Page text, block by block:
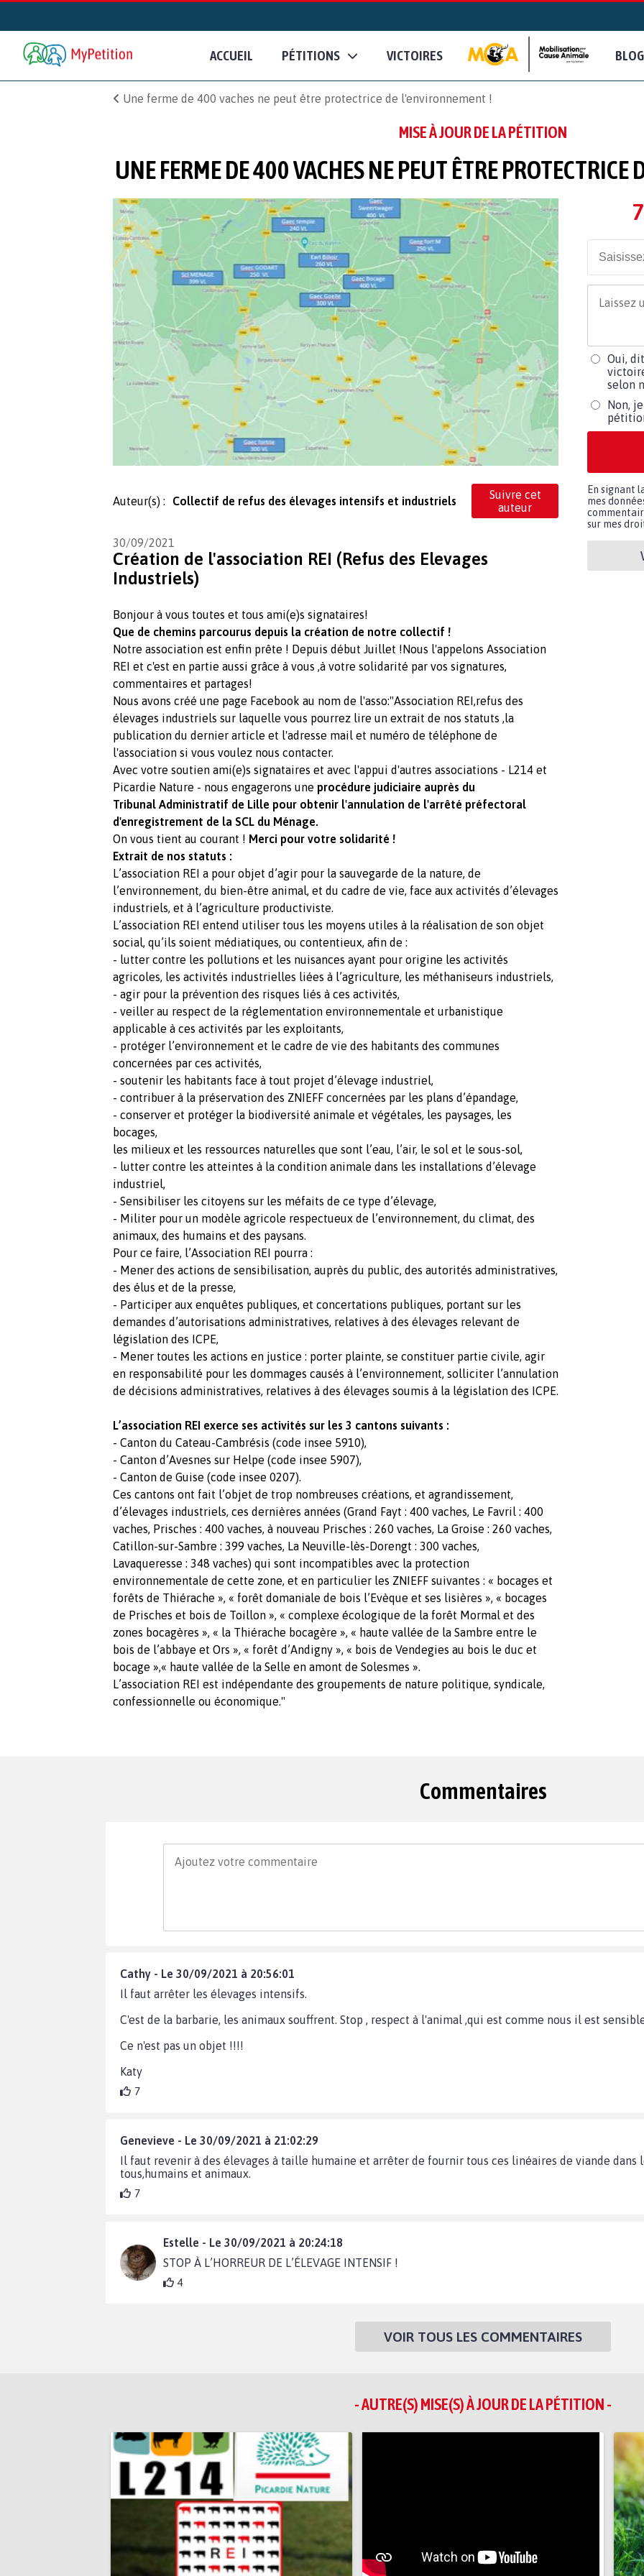
ACCUEIL PÉTITIONS VICTOIRES BLOG
Une ferme de 400 vaches ne peut être protectrice de l'environnement !
MISE À JOUR DE LA PÉTITION
UNE FERME DE 400 VACHES NE PEUT ÊTRE
Auteur(s) : Collectif de refus des élevages intensifs et industriels
Suivre cet
auteur
30/09/2021
Création de l'association REI (Refus des Elevages
Industriels)
Bonjour à vous toutes et tous ami(e)s signataires!
Que de chemins parcourus depuis la création de notre collectif !
Notre association est enfin prête ! Depuis début Juillet !Nous l'appelons Association
REI et c'est en partie aussi grâce à vous ,à votre solidarité par vos signatures,
commentaires et partages!
Nous avons créé une page Facebook au nom de l'asso:"Association REI,refus des
élevages industriels sur laquelle vous pourrez lire un extrait de nos statuts ,la
publication du dernier article et l'adresse mail et numéro de téléphone de
l'association si vous voulez nous contacter.
Avec votre soutien ami(e)s signataires et avec l'appui d'autres associations - L214 et
Picardie Nature - nous engagerons une procédure judiciaire auprès du
Tribunal Administratif de Lille pour obtenir l'annulation de l'arrêté préfectoral
d'enregistrement de la SCL du Ménage.
On vous tient au courant ! Merci pour votre solidarité !
Extrait de nos statuts :
L’association REI a pour objet d’agir pour la sauvegarde de la nature, de
l’environnement, du bien-être animal, et du cadre de vie, face aux activités d’élevages
industriels, et à l’agriculture productiviste.
L’association REI entend utiliser tous les moyens utiles à la réalisation de son objet
social, qu’ils soient médiatiques, ou contentieux, afin de :
- lutter contre les pollutions et les nuisances ayant pour origine les activités
agricoles, les activités industrielles liées à l’agriculture, les méthaniseurs industriels,
- agir pour la prévention des risques liés à ces activités,
- veiller au respect de la réglementation environnementale et urbanistique
applicable à ces activités par les exploitants,
- protéger l’environnement et le cadre de vie des habitants des communes
concernées par ces activités,
- soutenir les habitants face à tout projet d’élevage industriel,
- contribuer à la préservation des ZNIEFF concernées par les plans d’épandage,
- conserver et protéger la biodiversité animale et végétales, les paysages, les
bocages,
les milieux et les ressources naturelles que sont l’eau, l’air, le sol et le sous-sol,
- lutter contre les atteintes à la condition animale dans les installations d’élevage
industriel,
- Sensibiliser les citoyens sur les méfaits de ce type d’élevage,
- Militer pour un modèle agricole respectueux de l’environnement, du climat, des
animaux, des humains et des paysans.
Pour ce faire, l’Association REI pourra :
- Mener des actions de sensibilisation, auprès du public, des autorités administratives,
des élus et de la presse,
- Participer aux enquêtes publiques, et concertations publiques, portant sur les
demandes d’autorisations administratives, relatives à des élevages relevant de
législation des ICPE,
- Mener toutes les actions en justice : porter plainte, se constituer partie civile, agir
en responsabilité pour les dommages causés à l’environnement, solliciter l’annulation
de décisions administratives, relatives à des élevages soumis à la législation des ICPE.
L’association REI exerce ses activités sur les 3 cantons suivants :
- Canton du Cateau-Cambrésis (code insee 5910),
- Canton d’Avesnes sur Helpe (code insee 5907),
- Canton de Guise (code insee 0207).
Ces cantons ont fait l’objet de trop nombreuses créations, et agrandissement,
d’élevages industriels, ces dernières années (Grand Fayt : 400 vaches, Le Favril : 400
vaches, Prisches : 400 vaches, à nouveau Prisches : 260 vaches, La Groise : 260 vaches,
Catillon-sur-Sambre : 399 vaches, La Neuville-lès-Dorengt : 300 vaches,
Lavaqueresse : 348 vaches) qui sont incompatibles avec la protection
environnementale de cette zone, et en particulier les ZNIEFF suivantes : « bocages et
forêts de Thiérache », « forêt domaniale de bois l’Evèque et ses lisières », « bocages
de Prisches et bois de Toillon », « complexe écologique de la forêt Mormal et des
zones bocagères », « la Thiérache bocagère », « haute vallée de la Sambre entre le
bois de l’abbaye et Ors », « forêt d’Andigny », « bois de Vendegies au bois le duc et
bocage »,« haute vallée de la Selle en amont de Solesmes ».
L’association REI est indépendante des groupements de nature politique, syndicale,
confessionnelle ou économique."
Oui,
selon
Non,
En signant
mes
sur mes
Commentaires
Cathy - Le 30/09/2021 à 20:56:01
Il faut arrêter les élevages intensifs.
C'est de la barbarie, les animaux souffrent. Stop , respect à l'animal ,qui est comme nous il est
Ce n'est pas un objet !!!!
Katy
7
Genevieve - Le 30/09/2021 à 21:02:29
Il faut revenir à des élevages à taille humaine et arrêter de fournir tous ces linéaires de viande dans
tous,humains et animaux.
7
Estelle - Le 30/09/2021 à 20:24:18
STOP À L’HORREUR DE L’ÉLEVAGE INTENSIF !
4
VOIR TOUS LES COMMENTAIRES
- AUTRE(S) MISE(S) À JOUR DE LA PÉTITION -